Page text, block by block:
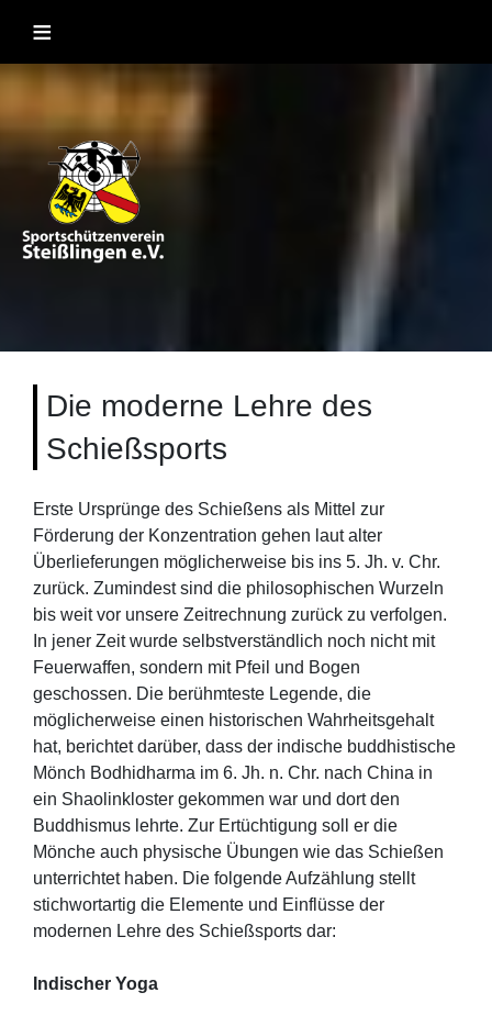
content
≡
Sportschützenverein Steißlingen
Die moderne Lehre des
Schießsports
Erste Ursprünge des Schießens als Mittel zur
Förderung der Konzentration gehen laut alter
Überlieferungen möglicherweise bis ins 5. Jh. v. Chr.
zurück. Zumindest sind die philosophischen Wurzeln
bis weit vor unsere Zeitrechnung zurück zu verfolgen.
In jener Zeit wurde selbstverständlich noch nicht mit
Feuerwaffen, sondern mit Pfeil und Bogen
geschossen. Die berühmteste Legende, die
möglicherweise einen historischen Wahrheitsgehalt
hat, berichtet darüber, dass der indische buddhistische
Mönch Bodhidharma im 6. Jh. n. Chr. nach China in
ein Shaolinkloster gekommen war und dort den
Buddhismus lehrte. Zur Ertüchtigung soll er die
Mönche auch physische Übungen wie das Schießen
unterrichtet haben. Die folgende Aufzählung stellt
stichwortartig die Elemente und Einflüsse der
modernen Lehre des Schießsports dar:
Indischer Yoga